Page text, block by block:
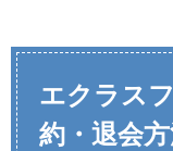
エクラス
約・退会